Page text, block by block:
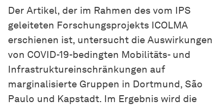
Der Artikel, der im Rahmen des vom IPS
geleiteten Forschungsprojekts ICOLMA
erschienen ist, untersucht die Auswirkungen
von COVID-19-bedingten Mobilitäts- und
Infrastruktureinschränkungen auf
marginalisierte Gruppen in Dortmund, São
Paulo und Kapstadt. Im Ergebnis wird die